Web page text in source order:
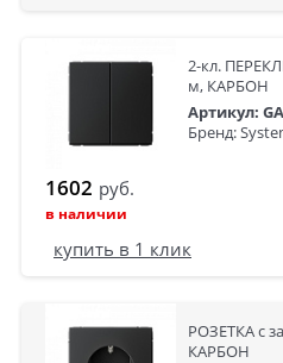
2-кл.
м, КАРБОН
Артикул:
Бренд:
1602 руб.
в наличии
купить в 1 клик
РОЗЕТКА с
КАРБОН